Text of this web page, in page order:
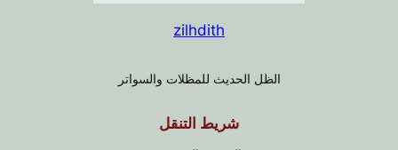
zilhdith
الظل الحديث للمظلات والسواتر
شريط التنقل